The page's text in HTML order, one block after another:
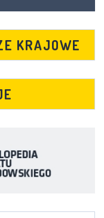
KRAJOWE